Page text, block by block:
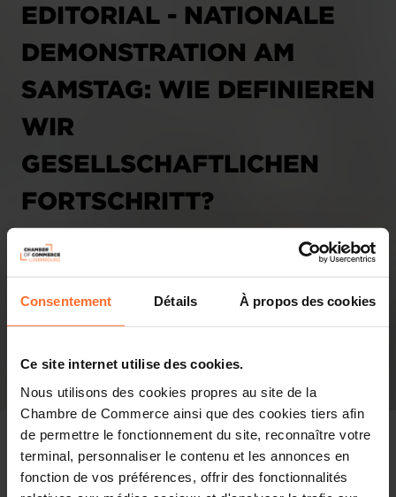
Consentement Détails À propos des cookies
Ce site internet utilise des cookies.
Nous utilisons des cookies propres au site de la
Chambre de Commerce ainsi que des cookies tiers afin
de permettre le fonctionnement du site, reconnaître votre
terminal, personnaliser le contenu et les annonces en
fonction de vos préférences, offrir des fonctionnalités
EDITORIAL - NATIONALE
DEMONSTRATION AM
SAMSTAG: WIE DEFINIEREN
WIR
GESELLSCHAFTLICHEN
FORTSCHRITT?
Pressespiegel